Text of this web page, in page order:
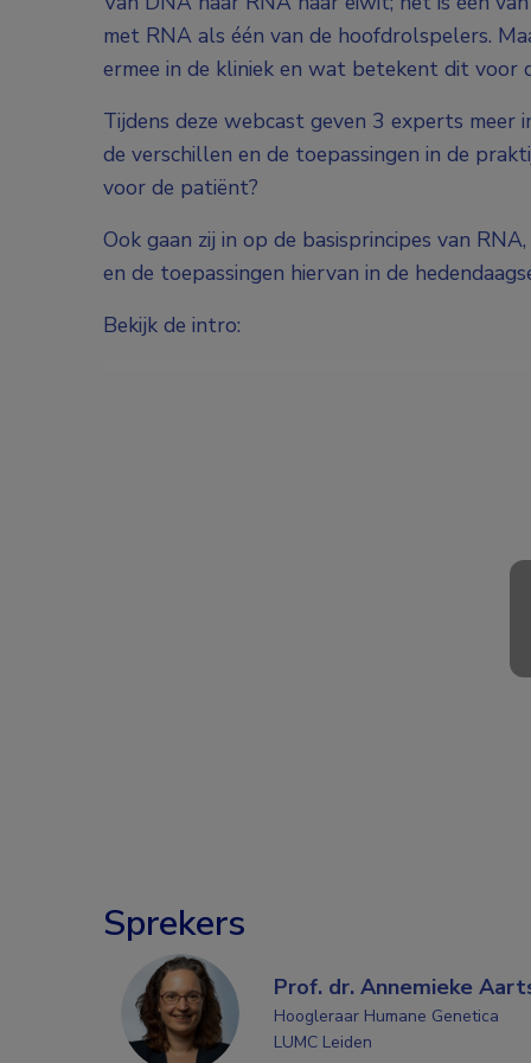
met RNA als één van de hoofdrolspelers.
ermee in de kliniek en wat betekent dit voor
Tijdens deze webcast geven 3 experts meer
de verschillen en de toepassingen in de
voor de patiënt?
Ook gaan zij in op de basisprincipes van
en de toepassingen hiervan in de
Bekijk de intro:
Sprekers
Prof. dr. Annemieke
Hoogleraar Humane Genetica
LUMC Leiden